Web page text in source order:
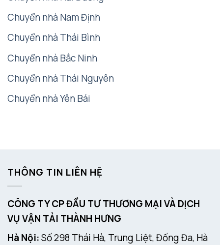
Chuyển nhà Nam Định
Chuyển nhà Thái Bình
Chuyển nhà Bắc Ninh
Chuyển nhà Thái Nguyên
Chuyển nhà Yên Bái
THÔNG TIN LIÊN HỆ
CÔNG TY CP ĐẦU TƯ THƯƠNG MẠI VÀ DỊCH
VỤ VẬN TẢI THÀNH HƯNG
Hà Nội:Số 298 Thái Hà, Trung Liệt, Đống Đa, Hà